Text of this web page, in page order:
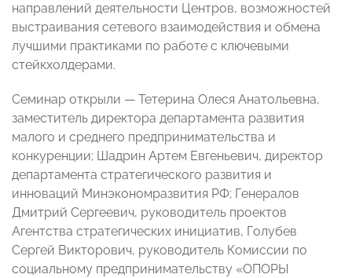
направлений деятельности Центров, возможностей
выстраивания сетевого взаимодействия и обмена
лучшими практиками по работе с ключевыми
стейкхолдерами.
Семинар открыли — Тетерина Олеся Анатольевна,
заместитель директора департамента развития
малого и среднего предпринимательства и
конкуренции; Шадрин Артем Евгеньевич, директор
департамента стратегического развития и
инноваций Минэкономразвития РФ; Генералов
Дмитрий Сергеевич, руководитель проектов
Агентства стратегических инициатив, Голубев
Сергей Викторович, руководитель Комиссии по
социальному предпринимательству «ОПОРЫ